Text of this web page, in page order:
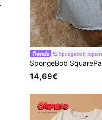
SpongeBob
14,69€